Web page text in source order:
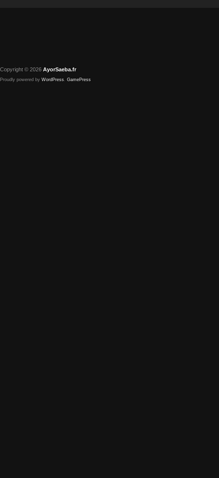
Copyright © 2026 AyorSaeba.fr
Proudly powered by WordPress. GamePress